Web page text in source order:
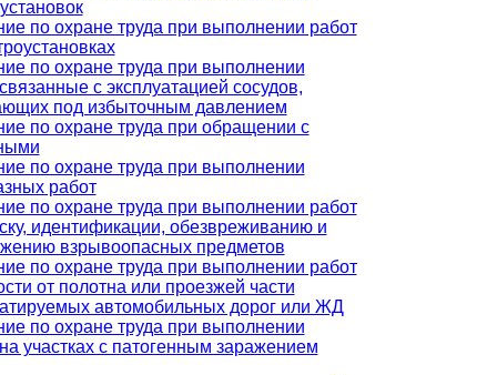
по охране труда при выполнении работ
по охране труда при выполнении
с эксплуатацией сосудов,
под избыточным давлением
по охране труда при обращении с
по охране труда при выполнении
работ
по охране труда при выполнении работ
идентификации, обезвреживанию и
взрывоопасных предметов
по охране труда при выполнении работ
от полотна или проезжей части
автомобильных дорог или ЖД
по охране труда при выполнении
участках с патогенным заражением